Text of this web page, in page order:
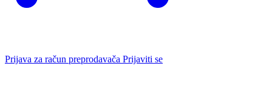
Prijava za račun preprodavača Prijaviti se